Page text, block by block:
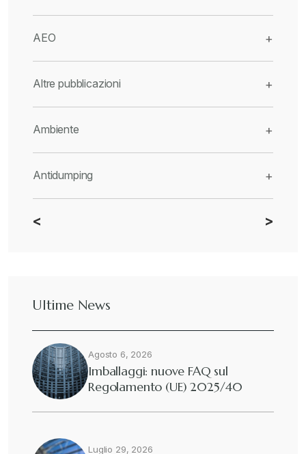
AEO +
Altre pubblicazioni +
Ambiente +
Antidumping +
CBAM +
Deforestazione
Diritto tributario internazionale
Dogane
< >
Ultime News
Agosto 6, 2026
Imballaggi: nuove FAQ sul
Regolamento (UE) 2025/40
Luglio 29, 2026